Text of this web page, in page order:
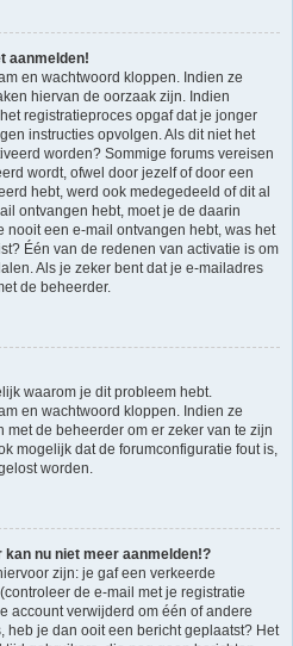
aanmelden!
en wachtwoord kloppen. Indien ze
hiervan de oorzaak zijn. Indien
registratieproces opgaf dat je jonger
instructies opvolgen. Als dit niet het
worden? Sommige forums vereisen
wordt, ofwel door jezelf of door een
hebt, werd ook medegedeeld of dit al
ontvangen hebt, moet je de daarin
nooit een e-mail ontvangen hebt, was het
Één van de redenen van activatie is om
Als je zeker bent dat je e-mailadres
de beheerder.
waarom je dit probleem hebt.
en wachtwoord kloppen. Indien ze
de beheerder om er zeker van te zijn
mogelijk dat de forumconfiguratie fout is,
worden.
kan nu niet meer aanmelden!?
zijn: je gaf een verkeerde
de e-mail met je registratie
account verwijderd om één of andere
heb je dan ooit een bericht geplaatst? Het